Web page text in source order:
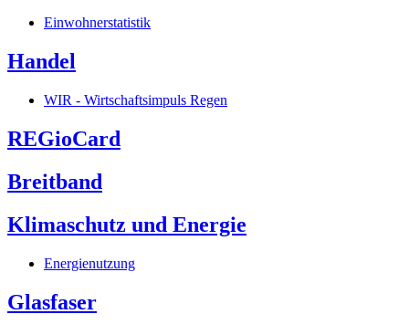
Einwohnerstatistik
Handel
WIR - Wirtschaftsimpuls Regen
REGioCard
Breitband
Klimaschutz und Energie
Energienutzung
Glasfaser